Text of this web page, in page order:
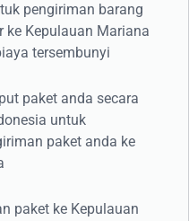
tujuan
penerima
canggih yang memungkinkan
real-time. Dengan
terkini mengenai posisi
ke Kepulauan Mariana.
Mariana
pengiriman barang
ke Kepulauan Mariana
tersembunyi
paket anda secara
untuk
paket anda ke
paket ke Kepulauan